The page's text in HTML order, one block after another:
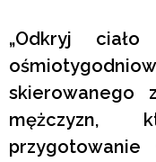
„Odkryj
skierowanego
mężczyzn,